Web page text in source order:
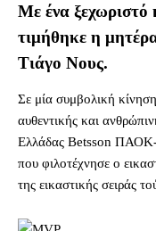
Με ένα ξεχωριστό
τιμήθηκε η
Τιάγο Νους.
Σε μία συμβολική
αυθεντικής και
Ελλάδας Betsson
που φιλοτέχνησε ο
της εικαστικής σειράς